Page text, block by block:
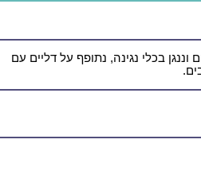
וננגן בכלי נגינה, נתופף על דליים עם